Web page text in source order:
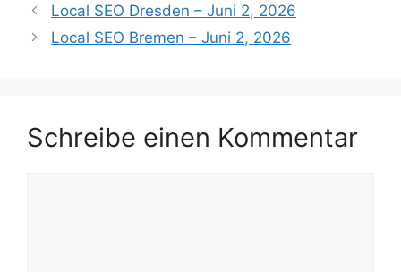
Local SEO Dresden – Juni 2, 2026
Local SEO Bremen – Juni 2, 2026
Schreibe einen Kommentar